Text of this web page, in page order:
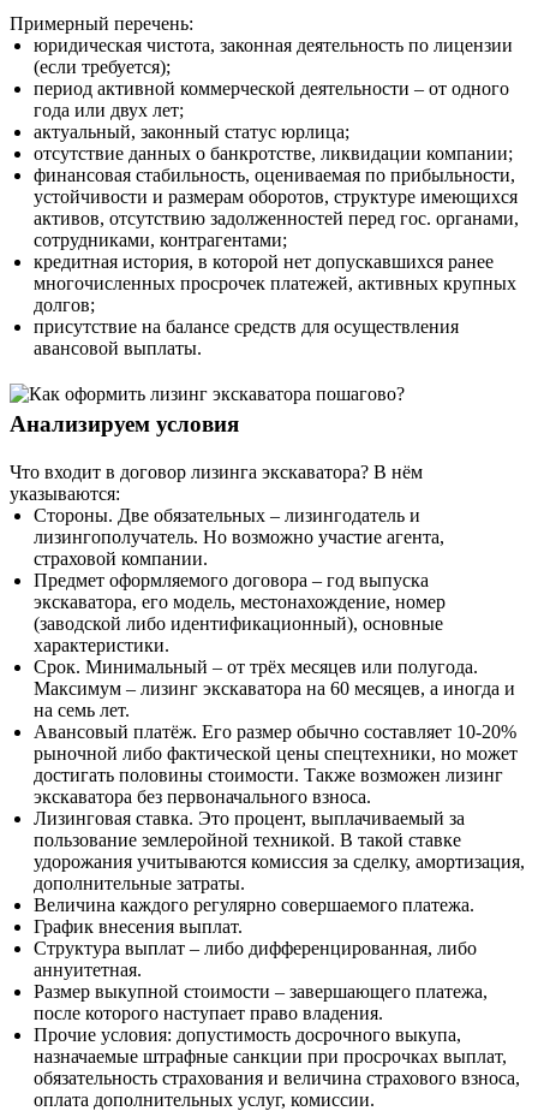
Примерный перечень:
юридическая чистота, законная деятельность по лицензии
(если требуется);
период активной коммерческой деятельности – от одного
года или двух лет;
актуальный, законный статус юрлица;
отсутствие данных о банкротстве, ликвидации компании;
финансовая стабильность, оцениваемая по прибыльности,
устойчивости и размерам оборотов, структуре имеющихся
активов, отсутствию задолженностей перед гос. органами,
сотрудниками, контрагентами;
кредитная история, в которой нет допускавшихся ранее
многочисленных просрочек платежей, активных крупных
долгов;
присутствие на балансе средств для осуществления
авансовой выплаты.
Анализируем условия
Что входит в договор лизинга экскаватора? В нём
указываются:
Стороны. Две обязательных – лизингодатель и
лизингополучатель. Но возможно участие агента,
страховой компании.
Предмет оформляемого договора – год выпуска
экскаватора, его модель, местонахождение, номер
(заводской либо идентификационный), основные
характеристики.
Срок. Минимальный – от трёх месяцев или полугода.
Максимум – лизинг экскаватора на 60 месяцев, а иногда и
на семь лет.
Авансовый платёж. Его размер обычно составляет 10-20%
рыночной либо фактической цены спецтехники, но может
достигать половины стоимости. Также возможен лизинг
экскаватора без первоначального взноса.
Лизинговая ставка. Это процент, выплачиваемый за
пользование землеройной техникой. В такой ставке
удорожания учитываются комиссия за сделку, амортизация,
дополнительные затраты.
Величина каждого регулярно совершаемого платежа.
График внесения выплат.
Структура выплат – либо дифференцированная, либо
аннуитетная.
Размер выкупной стоимости – завершающего платежа,
после которого наступает право владения.
Прочие условия: допустимость досрочного выкупа,
назначаемые штрафные санкции при просрочках выплат,
обязательность страхования и величина страхового взноса,
оплата дополнительных услуг, комиссии.